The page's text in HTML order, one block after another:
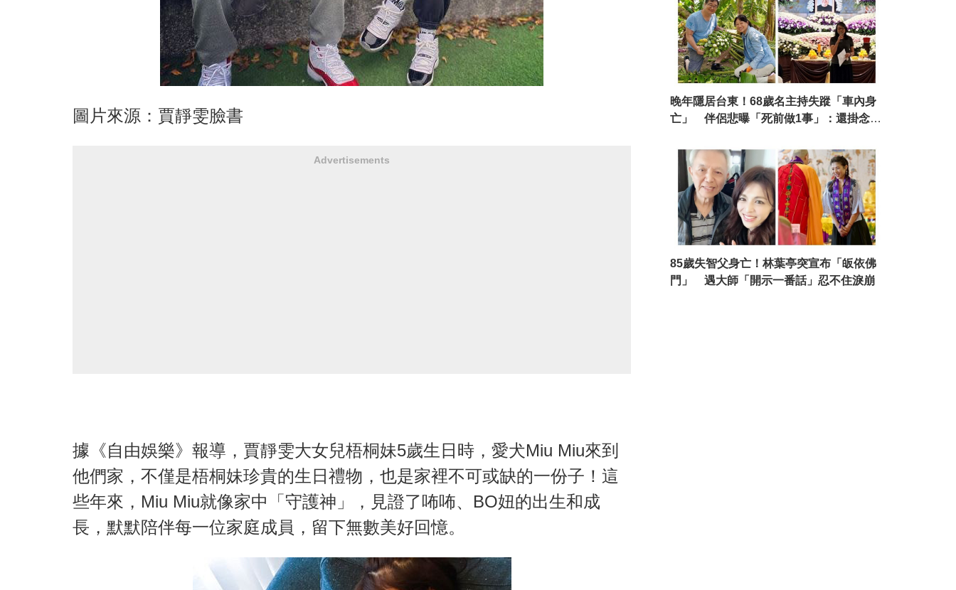
圖片來源：賈靜雯臉書
Advertisements
據《自由娛樂》報導，賈靜雯大女兒梧桐妹5歲生日時，愛犬Miu Miu來到
他們家，不僅是梧桐妹珍貴的生日禮物，也是家裡不可或缺的一份子！這
些年來，Miu Miu就像家中「守護神」，見證了咘咘、BO妞的出生和成
長，默默陪伴每一位家庭成員，留下無數美好回憶。
晚年隱居台東！68歲名主持失蹤「車內身
亡」 伴侶悲曝「死前做1事」：還掛念著
85歲失智父身亡！林葉亭突宣布「皈依佛
門」 遇大師「開示一番話」忍不住淚崩